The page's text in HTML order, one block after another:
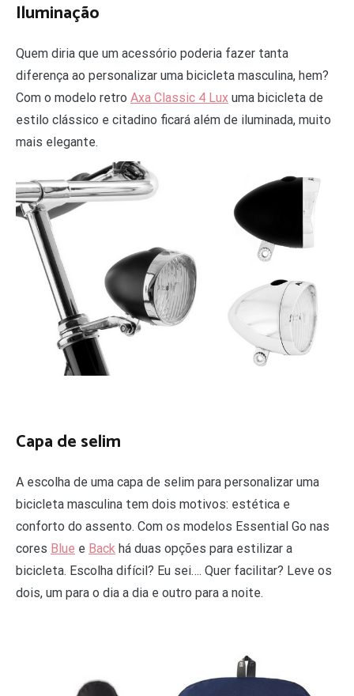
Iluminação
Quem diria que um acessório poderia fazer tanta
diferença ao personalizar uma bicicleta masculina, hem?
Com o modelo retro Axa Classic 4 Lux uma bicicleta de
estilo clássico e citadino ficará além de iluminada, muito
mais elegante.
Capa de selim
A escolha de uma capa de selim para personalizar uma
bicicleta masculina tem dois motivos: estética e
conforto do assento. Com os modelos Essential Go nas
cores Blue e Back há duas opções para estilizar a
bicicleta. Escolha difícil? Eu sei…. Quer facilitar? Leve os
dois, um para o dia a dia e outro para a noite.